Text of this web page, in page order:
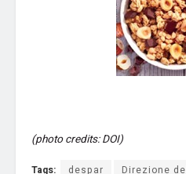
(photo credits: DOI)
Tags: despar
Direzione